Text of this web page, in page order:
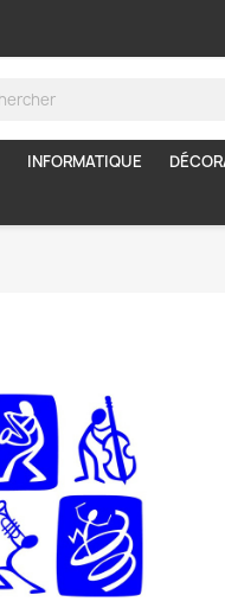
INFORMATIQUE